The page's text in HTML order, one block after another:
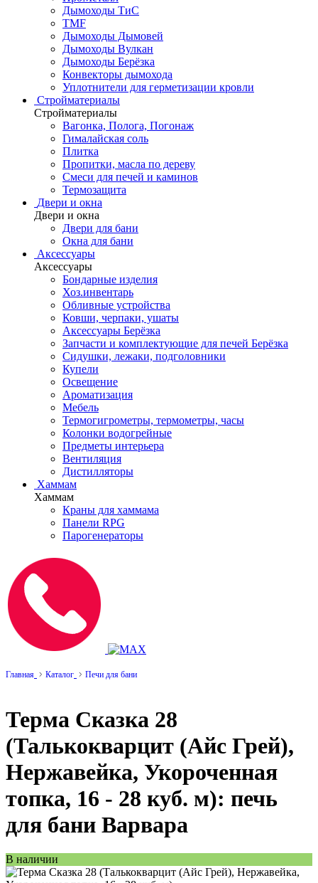
Дымоходы ТиС
TMF
Дымоходы Дымовей
Дымоходы Вулкан
Дымоходы Берёзка
Конвекторы дымохода
Уплотнители для герметизации кровли
Стройматериалы
Стройматериалы
Вагонка, Полога, Погонаж
Гималайская соль
Плитка
Пропитки, масла по дереву
Смеси для печей и каминов
Термозащита
Двери и окна
Двери и окна
Двери для бани
Окна для бани
Аксессуары
Аксессуары
Бондарные изделия
Хоз.инвентарь
Обливные устройства
Ковши, черпаки, ушаты
Аксессуары Берёзка
Запчасти и комплектующие для печей Берёзка
Сидушки, лежаки, подголовники
Купели
Освещение
Ароматизация
Мебель
Термогигрометры, термометры, часы
Колонки водогрейные
Предметы интерьера
Вентиляция
Дистилляторы
Хаммам
Хаммам
Краны для хаммама
Панели RPG
Парогенераторы
Главная Каталог Печи для бани
Терма Сказка 28
(Талькокварцит (Айс Грей),
Нержавейка, Укороченная
топка, 16 - 28 куб. м): печь
для бани Варвара
В наличии